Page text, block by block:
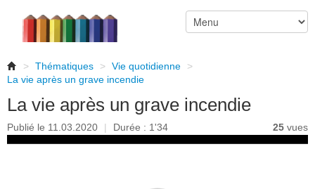
> Thématiques > Vie quotidienne
>
La vie après un grave incendie
La vie après un grave incendie
Publié le 11.03.2020 | Durée : 1'34 25 vues